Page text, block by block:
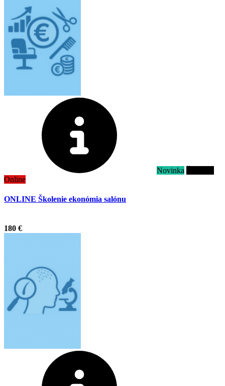
Novinka
Online
ONLINE Školenie ekonómia salónu
180 €